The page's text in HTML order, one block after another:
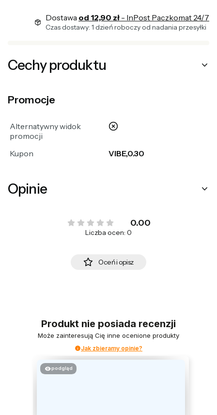
Dostawa od 12,90 zł - InPost Paczkomat 24/7
Czas dostawy: 1 dzień roboczy od nadania przesyłki
Cechy produktu
Promocje
Alternatywny widok
promocji
nie
Kupon VIBE,0.30
Opinie
0.00
Liczba ocen: 0
Oceń i opisz
Produkt nie posiada recenzji
Może zainteresują Cię inne ocenione produkty
Jak zbieramy opinie?
podgląd